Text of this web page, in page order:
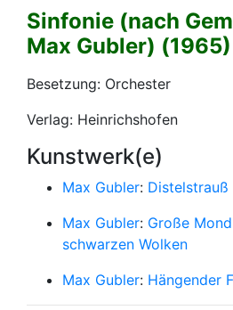
Sinfonie (nach
Max Gubler) (1965)
Besetzung: Orchester
Verlag: Heinrichshofen
Kunstwerk(e)
Max Gubler: Distelstrauß
Max Gubler: Große
schwarzen Wolken
Max Gubler: Hängender